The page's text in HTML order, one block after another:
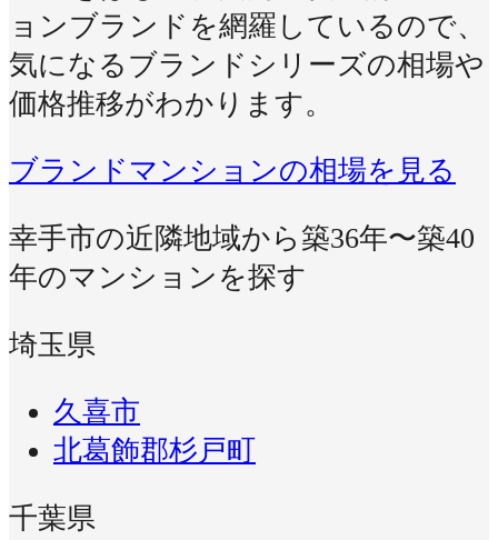
ョンブランドを網羅しているので、
気になるブランドシリーズの相場や
価格推移がわかります。
ブランドマンションの相場を見る
幸手市の近隣地域から築36年〜築40
年のマンションを探す
埼玉県
久喜市
北葛飾郡杉戸町
千葉県